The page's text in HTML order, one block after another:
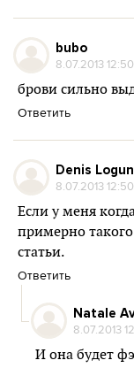
bubo
8.07.2013 12:50
брови сильно
Ответить
Denis
8.07.2013 12:50
Если у меня
примерно
статьи.
Ответить
Natale
8.07.2013
И она будет